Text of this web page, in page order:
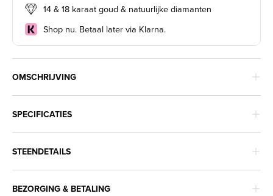
14 & 18 karaat goud & natuurlijke diamanten
Shop nu. Betaal later via Klarna.
OMSCHRIJVING
SPECIFICATIES
STEENDETAILS
BEZORGING & BETALING